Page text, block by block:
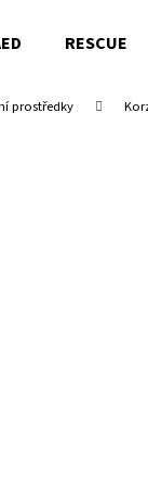
RESCUE
prostředky